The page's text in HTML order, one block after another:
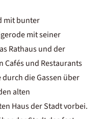
mit bunter
mit seiner
Rathaus und der
Cafés und Restaurants
die Gassen über
alten
Haus der Stadt vorbei.